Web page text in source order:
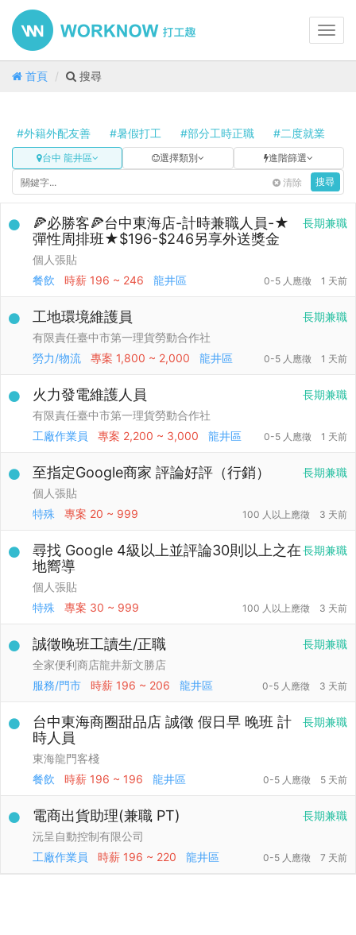
首頁 搜尋
#外籍外配友善 #暑假打工 #部分工時正職 #二度就業
台中 龍井區 選擇類別 進階篩選
清除 搜尋
長期兼職
🍕必勝客🍕台中東海店-計時兼職人員-★
彈性周排班★$196-$246另享外送獎金
個人張貼
餐飲
時薪 196 ~ 246 龍井區 0-5 人應徵 1 天前
長期兼職
工地環境維護員
有限責任臺中市第一理貨勞動合作社
勞力/物流
專案 1,800 ~ 2,000 龍井區 0-5 人應徵 1 天前
長期兼職
火力發電維護人員
有限責任臺中市第一理貨勞動合作社
工廠作業員
專案 2,200 ~ 3,000 龍井區 0-5 人應徵 1 天前
長期兼職
至指定Google商家 評論好評（行銷）
個人張貼
特殊
專案 20 ~ 999 100 人以上應徵 3 天前
長期兼職
尋找 Google 4級以上並評論30則以上之在
地嚮導
個人張貼
特殊
專案 30 ~ 999 100 人以上應徵 3 天前
長期兼職
誠徵晚班工讀生/正職
全家便利商店龍井新文勝店
服務/門市
時薪 196 ~ 206 龍井區 0-5 人應徵 3 天前
長期兼職
台中東海商圈甜品店 誠徵 假日早 晚班 計
時人員
東海龍門客棧
餐飲
時薪 196 ~ 196 龍井區 0-5 人應徵 5 天前
長期兼職
電商出貨助理(兼職 PT)
沅呈自動控制有限公司
工廠作業員
時薪 196 ~ 220 龍井區 0-5 人應徵 7 天前